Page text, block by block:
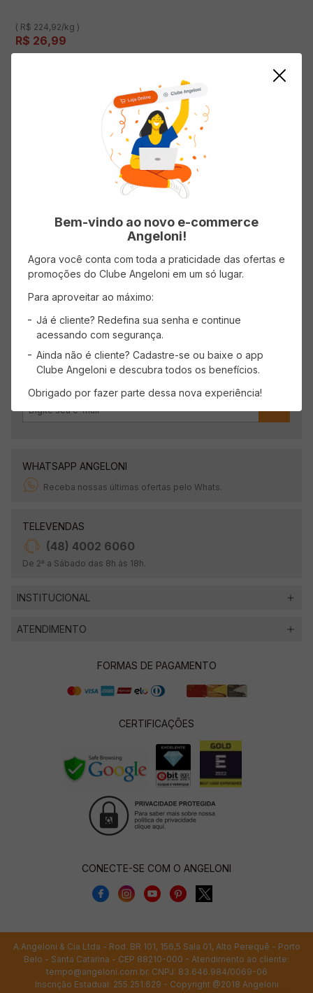
( R$ 224,92/kg )
R$ 26,99
ADICIONAR AO CARRINHO
Mostrando 1-2 de
produtos
1
CADASTRE-SE
Receba promoções, novidades e descontos
exclusivos.
WHATSAPP ANGELONI
Receba nossas últimas ofertas pelo Whats.
TELEVENDAS
(48) 4002 6060
De 2ª a Sábado das 8h às 18h.
INSTITUCIONAL
ATENDIMENTO
FORMAS DE PAGAMENTO
CERTIFICAÇÕES
CONECTE-SE COM O ANGELONI
A.Angeloni & Cia Ltda - Rod. BR 101, 156,5 Sala 01, Alto Perequê - Porto
Belo - Santa Catarina - CEP 88210-000 - Atendimento ao cliente:
tempo@angeloni.com.br. CNPJ: 83.646.984/0069-06
Inscrição Estadual: 255.251.629 - Copyright @2018 Angeloni
Bem-vindo ao novo e-commerce
Angeloni!
Agora você conta com toda a praticidade das ofertas e
promoções do Clube Angeloni em um só lugar.
Para aproveitar ao máximo:
Já é cliente? Redefina sua senha e continue
acessando com segurança.
Ainda não é cliente? Cadastre-se ou baixe o app
Clube Angeloni e descubra todos os benefícios.
Obrigado por fazer parte dessa nova experiência!